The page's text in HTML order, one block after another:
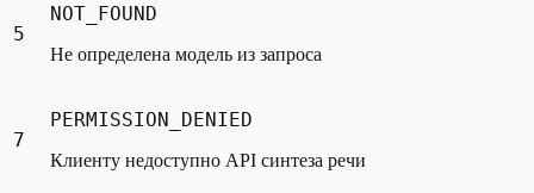
5
NOT_FOUND
Не определена модель из запроса
7
PERMISSION_DENIED
Клиенту недоступно API синтеза речи